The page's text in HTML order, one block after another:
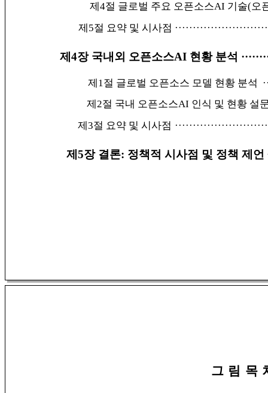
제4절 글로벌 주요 오픈소스AI 기술(오
제5절 요약 및 시사점
제4장 국내외 오픈소스AI 현황 분석
제1절 글로벌 오픈소스 모델 현황 분석
제2절 국내 오픈소스AI 인식 및 현황 설
제3절 요약 및 시사점
제5장 결론: 정책적 시사점 및 정책 제언
그 림 목